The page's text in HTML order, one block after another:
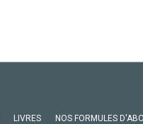
LIVRES NOS FORMULES